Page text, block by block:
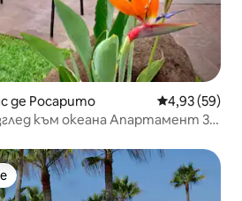
де Росарито Средна
4,93 (59)
към океана Апартамент 3
на гостите